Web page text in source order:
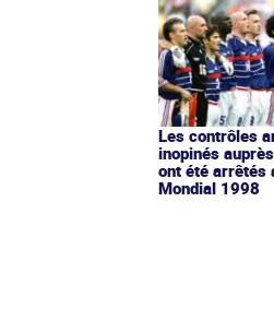
Les contrôles
inopinés
ont été arrêtés
Mondial 1998